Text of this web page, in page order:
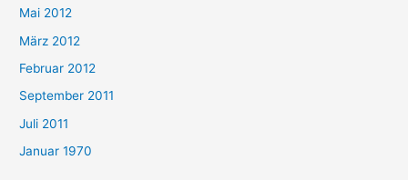
Mai 2012
März 2012
Februar 2012
September 2011
Juli 2011
Januar 1970